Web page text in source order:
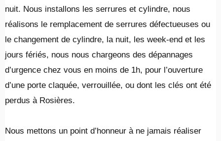
nuit. Nous installons les serrures et cylindre, nous
réalisons le remplacement de serrures défectueuses ou
le changement de cylindre, la nuit, les week-end et les
jours fériés, nous nous chargeons des dépannages
d’urgence chez vous en moins de 1h, pour l’ouverture
d’une porte claquée, verrouillée, ou dont les clés ont été
perdus à Rosières.
​Nous mettons un point d’honneur à ne jamais réaliser